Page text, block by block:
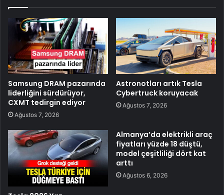
Samsung DRAM pazarında
liderliğini sürdürüyor,
CXMT tedirgin ediyor
Ağustos 7, 2026
Astronotları artık Tesla
Cybertruck koruyacak
Ağustos 7, 2026
Almanya’da elektrikli araç
fiyatları yüzde 18 düştü,
model çeşitliliği dört kat
arttı
Ağustos 6, 2026